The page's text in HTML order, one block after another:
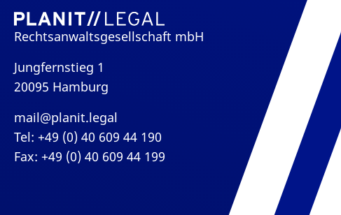
Rechtsanwaltsgesellschaft mbH
Jungfernstieg 1
20095 Hamburg
mail@planit.legal
Tel: +49 (0) 40 609 44 190
Fax: +49 (0) 40 609 44 199